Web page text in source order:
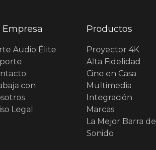
Empresa
Audio Élite
con
Legal
Productos
Proyector 4K
Alta Fidelidad
Cine en Casa
Multimedia
Integración
Marcas
La Mejor Barra de
Sonido